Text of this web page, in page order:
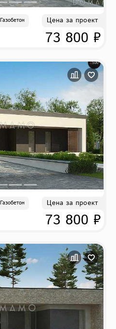
Газобетон Цена за проект
73 800 ₽
Газобетон Цена за проект
73 800 ₽